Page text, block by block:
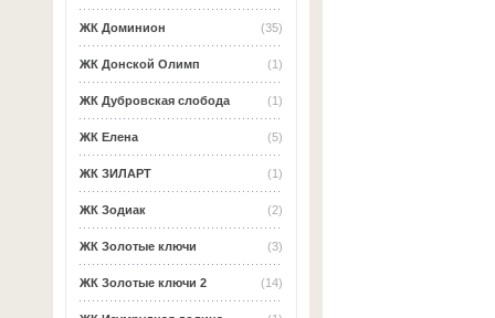
(35)
ЖК Доминион
(1)
ЖК Донской Олимп
(1)
ЖК Дубровская слобода
(5)
ЖК Елена
(1)
ЖК ЗИЛАРТ
(2)
ЖК Зодиак
(3)
ЖК Золотые ключи
(14)
ЖК Золотые ключи 2